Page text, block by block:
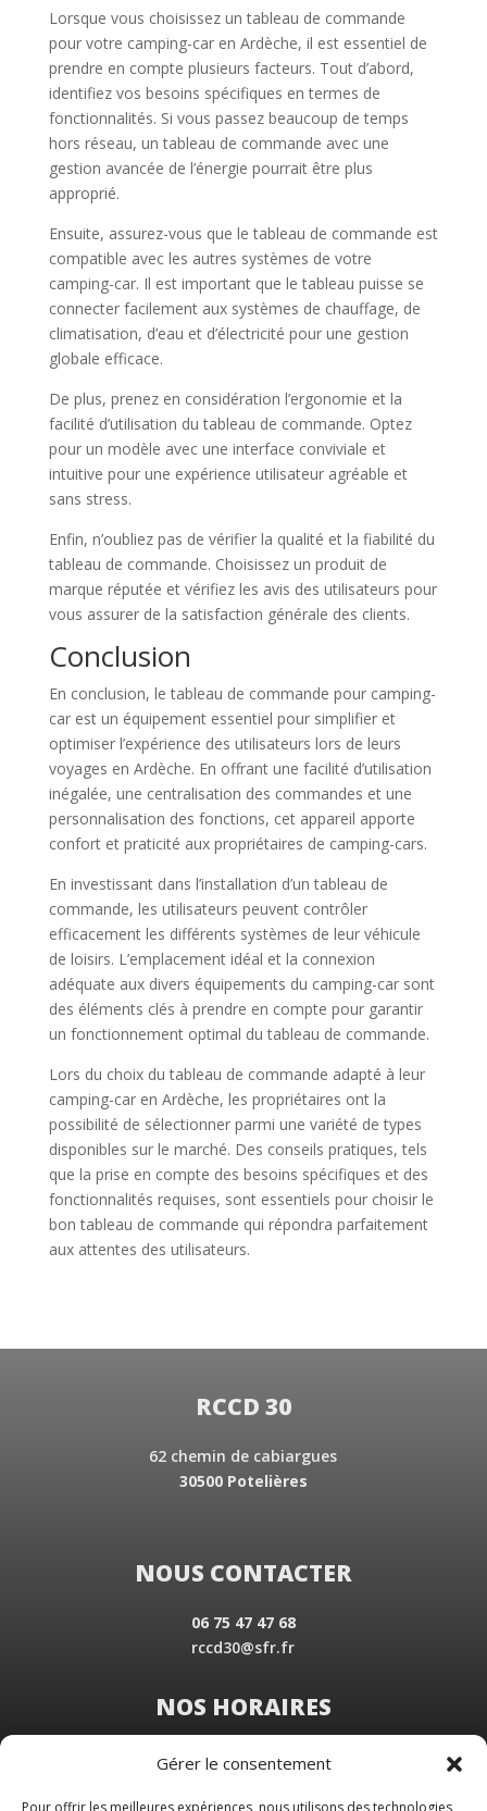
Gérer le consentement
Pour offrir les meilleures expériences, nous utilisons des technologies
Lorsque vous choisissez un tableau de commande
pour votre camping-car en Ardèche, il est essentiel de
prendre en compte plusieurs facteurs. Tout d’abord,
identifiez vos besoins spécifiques en termes de
fonctionnalités. Si vous passez beaucoup de temps
hors réseau, un tableau de commande avec une
gestion avancée de l’énergie pourrait être plus
approprié.
Ensuite, assurez-vous que le tableau de commande est
compatible avec les autres systèmes de votre
camping-car. Il est important que le tableau puisse se
connecter facilement aux systèmes de chauffage, de
climatisation, d’eau et d’électricité pour une gestion
globale efficace.
De plus, prenez en considération l’ergonomie et la
facilité d’utilisation du tableau de commande. Optez
pour un modèle avec une interface conviviale et
intuitive pour une expérience utilisateur agréable et
sans stress.
Enfin, n’oubliez pas de vérifier la qualité et la fiabilité du
tableau de commande. Choisissez un produit de
marque réputée et vérifiez les avis des utilisateurs pour
vous assurer de la satisfaction générale des clients.
Conclusion
En conclusion, le tableau de commande pour camping-
car est un équipement essentiel pour simplifier et
optimiser l’expérience des utilisateurs lors de leurs
voyages en Ardèche. En offrant une facilité d’utilisation
inégalée, une centralisation des commandes et une
personnalisation des fonctions, cet appareil apporte
confort et praticité aux propriétaires de camping-cars.
En investissant dans l’installation d’un tableau de
commande, les utilisateurs peuvent contrôler
efficacement les différents systèmes de leur véhicule
de loisirs. L’emplacement idéal et la connexion
adéquate aux divers équipements du camping-car sont
des éléments clés à prendre en compte pour garantir
un fonctionnement optimal du tableau de commande.
Lors du choix du tableau de commande adapté à leur
camping-car en Ardèche, les propriétaires ont la
possibilité de sélectionner parmi une variété de types
disponibles sur le marché. Des conseils pratiques, tels
que la prise en compte des besoins spécifiques et des
fonctionnalités requises, sont essentiels pour choisir le
bon tableau de commande qui répondra parfaitement
aux attentes des utilisateurs.
RCCD 30
62 chemin de cabiargues
30500 Potelières
NOUS CONTACTER
06 75 47 47 68
rccd30@sfr.fr
NOS HORAIRES
Du Lundi au Vendredi
Samedi sur rendez-vous